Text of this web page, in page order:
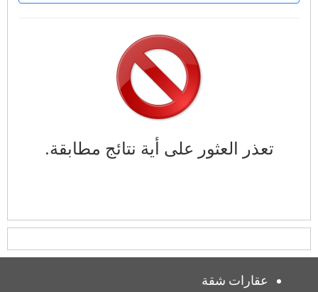
تعذر العثور على أية نتائج مطابقة.
عقارات شقة